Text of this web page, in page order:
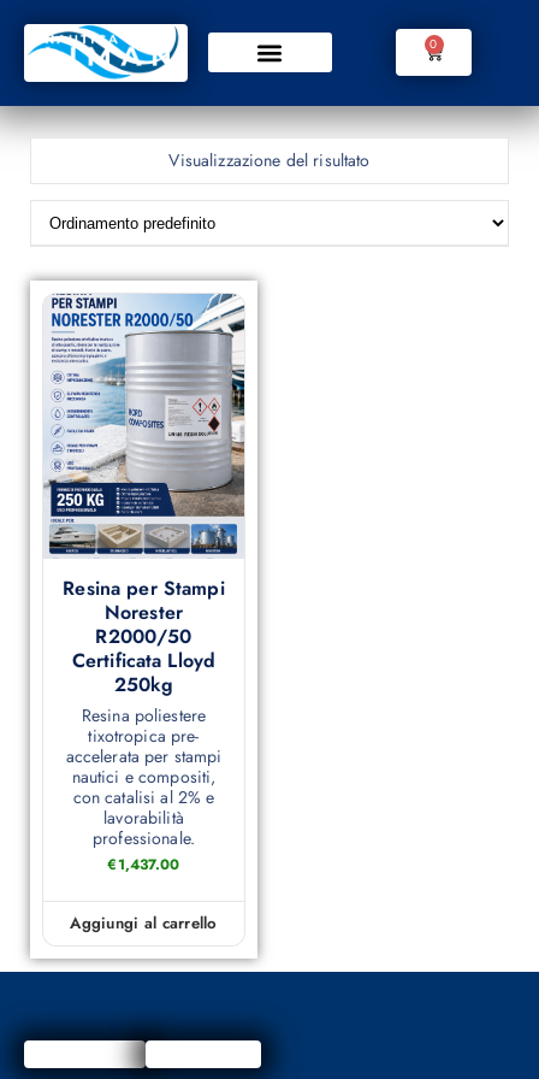
0
Visualizzazione del risultato
Resina per Stampi
Norester
R2000/50
Certificata Lloyd
250kg
Resina poliestere
tixotropica pre-
accelerata per stampi
nautici e compositi,
con catalisi al 2% e
lavorabilità
professionale.
€1,437.00
Aggiungi al carrello